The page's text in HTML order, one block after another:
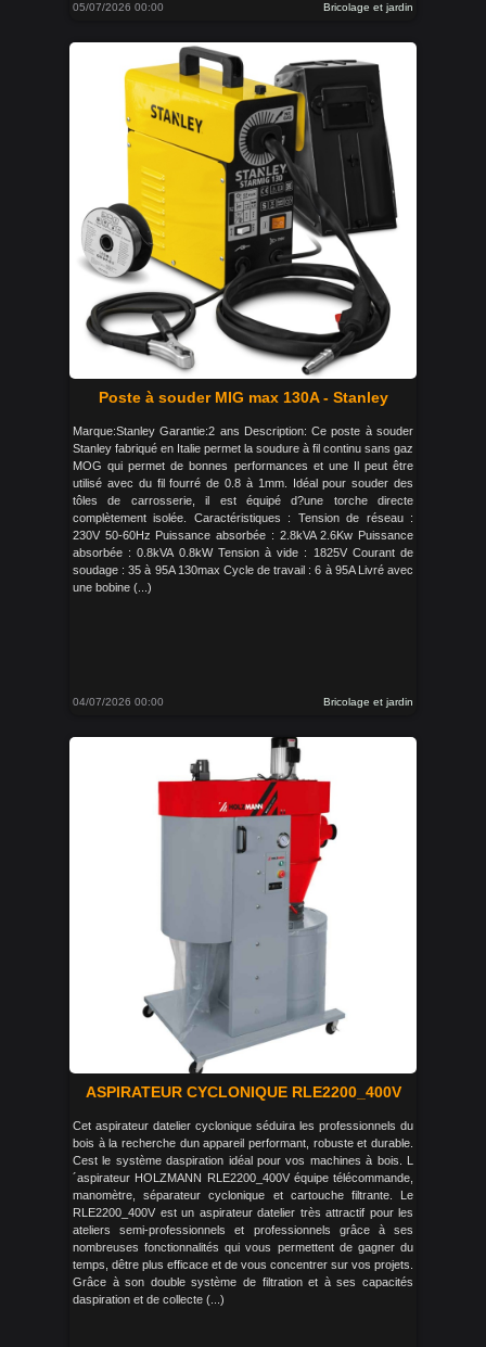
05/07/2026 00:00 Bricolage et jardin
Poste à souder MIG max 130A - Stanley
Marque:Stanley Garantie:2 ans Description: Ce poste à souder
Stanley fabriqué en Italie permet la soudure à fil continu sans gaz
MOG qui permet de bonnes performances et une Il peut être
utilisé avec du fil fourré de 0.8 à 1mm. Idéal pour souder des
tôles de carrosserie, il est équipé d?une torche directe
complètement isolée. Caractéristiques : Tension de réseau :
230V 50-60Hz Puissance absorbée : 2.8kVA 2.6Kw Puissance
absorbée : 0.8kVA 0.8kW Tension à vide : 1825V Courant de
soudage : 35 à 95A 130max Cycle de travail : 6 à 95A Livré avec
une bobine (...)
04/07/2026 00:00 Bricolage et jardin
ASPIRATEUR CYCLONIQUE RLE2200_400V
Cet aspirateur datelier cyclonique séduira les professionnels du
bois à la recherche dun appareil performant, robuste et durable.
Cest le système daspiration idéal pour vos machines à bois. L
´aspirateur HOLZMANN RLE2200_400V équipe télécommande,
manomètre, séparateur cyclonique et cartouche filtrante. Le
RLE2200_400V est un aspirateur datelier très attractif pour les
ateliers semi-professionnels et professionnels grâce à ses
nombreuses fonctionnalités qui vous permettent de gagner du
temps, dêtre plus efficace et de vous concentrer sur vos projets.
Grâce à son double système de filtration et à ses capacités
daspiration et de collecte (...)